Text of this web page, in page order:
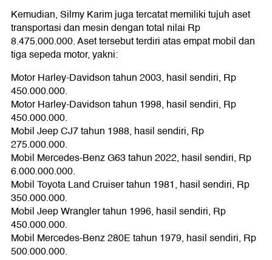
Kemudian, Silmy Karim juga tercatat memiliki tujuh aset
transportasi dan mesin dengan total nilai Rp
8.475.000.000. Aset tersebut terdiri atas empat mobil dan
tiga sepeda motor, yakni:
Motor Harley-Davidson tahun 2003, hasil sendiri, Rp
450.000.000.
Motor Harley-Davidson tahun 1998, hasil sendiri, Rp
450.000.000.
Mobil Jeep CJ7 tahun 1988, hasil sendiri, Rp
275.000.000.
Mobil Mercedes-Benz G63 tahun 2022, hasil sendiri, Rp
6.000.000.000.
Mobil Toyota Land Cruiser tahun 1981, hasil sendiri, Rp
350.000.000.
Mobil Jeep Wrangler tahun 1996, hasil sendiri, Rp
450.000.000.
Mobil Mercedes-Benz 280E tahun 1979, hasil sendiri, Rp
500.000.000.